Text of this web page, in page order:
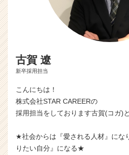
古賀 遼
新卒採用担当
こんにちは！
株式会社STAR CAREERの
採用担当をしております古賀(コガ)
★社会からは『愛される人材』にな
りたい自分』になる★